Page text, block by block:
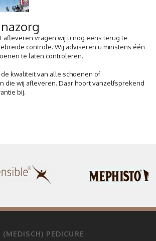
afleveren vragen wij u nog eens terug te
controle. Wij adviseren u minstens één
te laten controleren.
kwaliteit van alle schoenen of
die wij afleveren. Daar hoort vanzelfsprekend
bij.
(MEDISCH) PEDICURE